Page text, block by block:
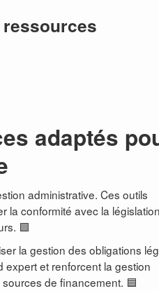
adaptés
administrative. Ces outils
la conformité avec la
🟩
la gestion des obligations
et renforcent la gestion
de financement. 🟦